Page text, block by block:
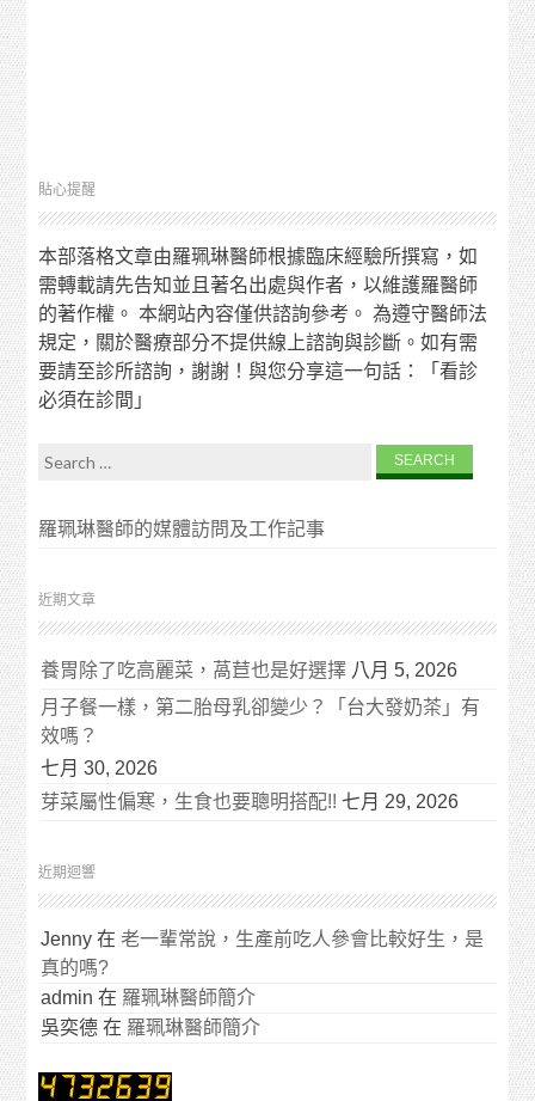
貼心提醒
本部落格文章由羅珮琳醫師根據臨床經驗所撰寫，如
需轉載請先告知並且著名出處與作者，以維護羅醫師
的著作權。 本網站內容僅供諮詢參考。 為遵守醫師法
規定，關於醫療部分不提供線上諮詢與診斷。如有需
要請至診所諮詢，謝謝！與您分享這一句話：「看診
必須在診間」
Search for:
羅珮琳醫師的媒體訪問及工作記事
近期文章
養胃除了吃高麗菜，萵苣也是好選擇 八月 5, 2026
月子餐一樣，第二胎母乳卻變少？「台大發奶茶」有
效嗎？
七月 30, 2026
芽菜屬性偏寒，生食也要聰明搭配!! 七月 29, 2026
近期迴響
Jenny 在老一輩常說，生產前吃人參會比較好生，是
真的嗎?
admin 在 羅珮琳醫師簡介
吳奕德 在 羅珮琳醫師簡介